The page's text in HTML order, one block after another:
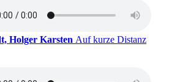
Holger Karsten Auf kurze Distanz
abspielen
von Auf kurze Distanz